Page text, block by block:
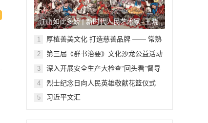
江山如此多娇 | 新时代人民艺术家–王晓
鹏
1
厚植善美文化 打造慈善品牌 —— 常熟
举行六个慈善文化教育基地授牌仪式
2
第三届《群书治要》文化沙龙公益活动
在北京顺利举行
3
深入开展安全生产大检查“回头看”督导
检查
4 烈士纪念日向人民英雄敬献花篮仪式
5 习近平文汇